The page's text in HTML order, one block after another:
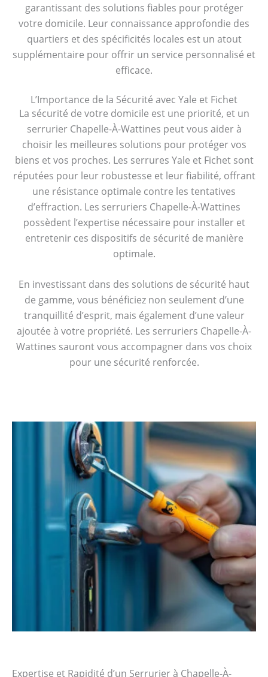
garantissant des solutions fiables pour protéger
votre domicile. Leur connaissance approfondie des
quartiers et des spécificités locales est un atout
supplémentaire pour offrir un service personnalisé et
efficace.
L’Importance de la Sécurité avec Yale et Fichet
La sécurité de votre domicile est une priorité, et un
serrurier Chapelle-À-Wattines peut vous aider à
choisir les meilleures solutions pour protéger vos
biens et vos proches. Les serrures Yale et Fichet sont
réputées pour leur robustesse et leur fiabilité, offrant
une résistance optimale contre les tentatives
d’effraction. Les serruriers Chapelle-À-Wattines
possèdent l’expertise nécessaire pour installer et
entretenir ces dispositifs de sécurité de manière
optimale.
En investissant dans des solutions de sécurité haut
de gamme, vous bénéficiez non seulement d’une
tranquillité d’esprit, mais également d’une valeur
ajoutée à votre propriété. Les serruriers Chapelle-À-
Wattines sauront vous accompagner dans vos choix
pour une sécurité renforcée.
Expertise et Rapidité d’un Serrurier à Chapelle-À-